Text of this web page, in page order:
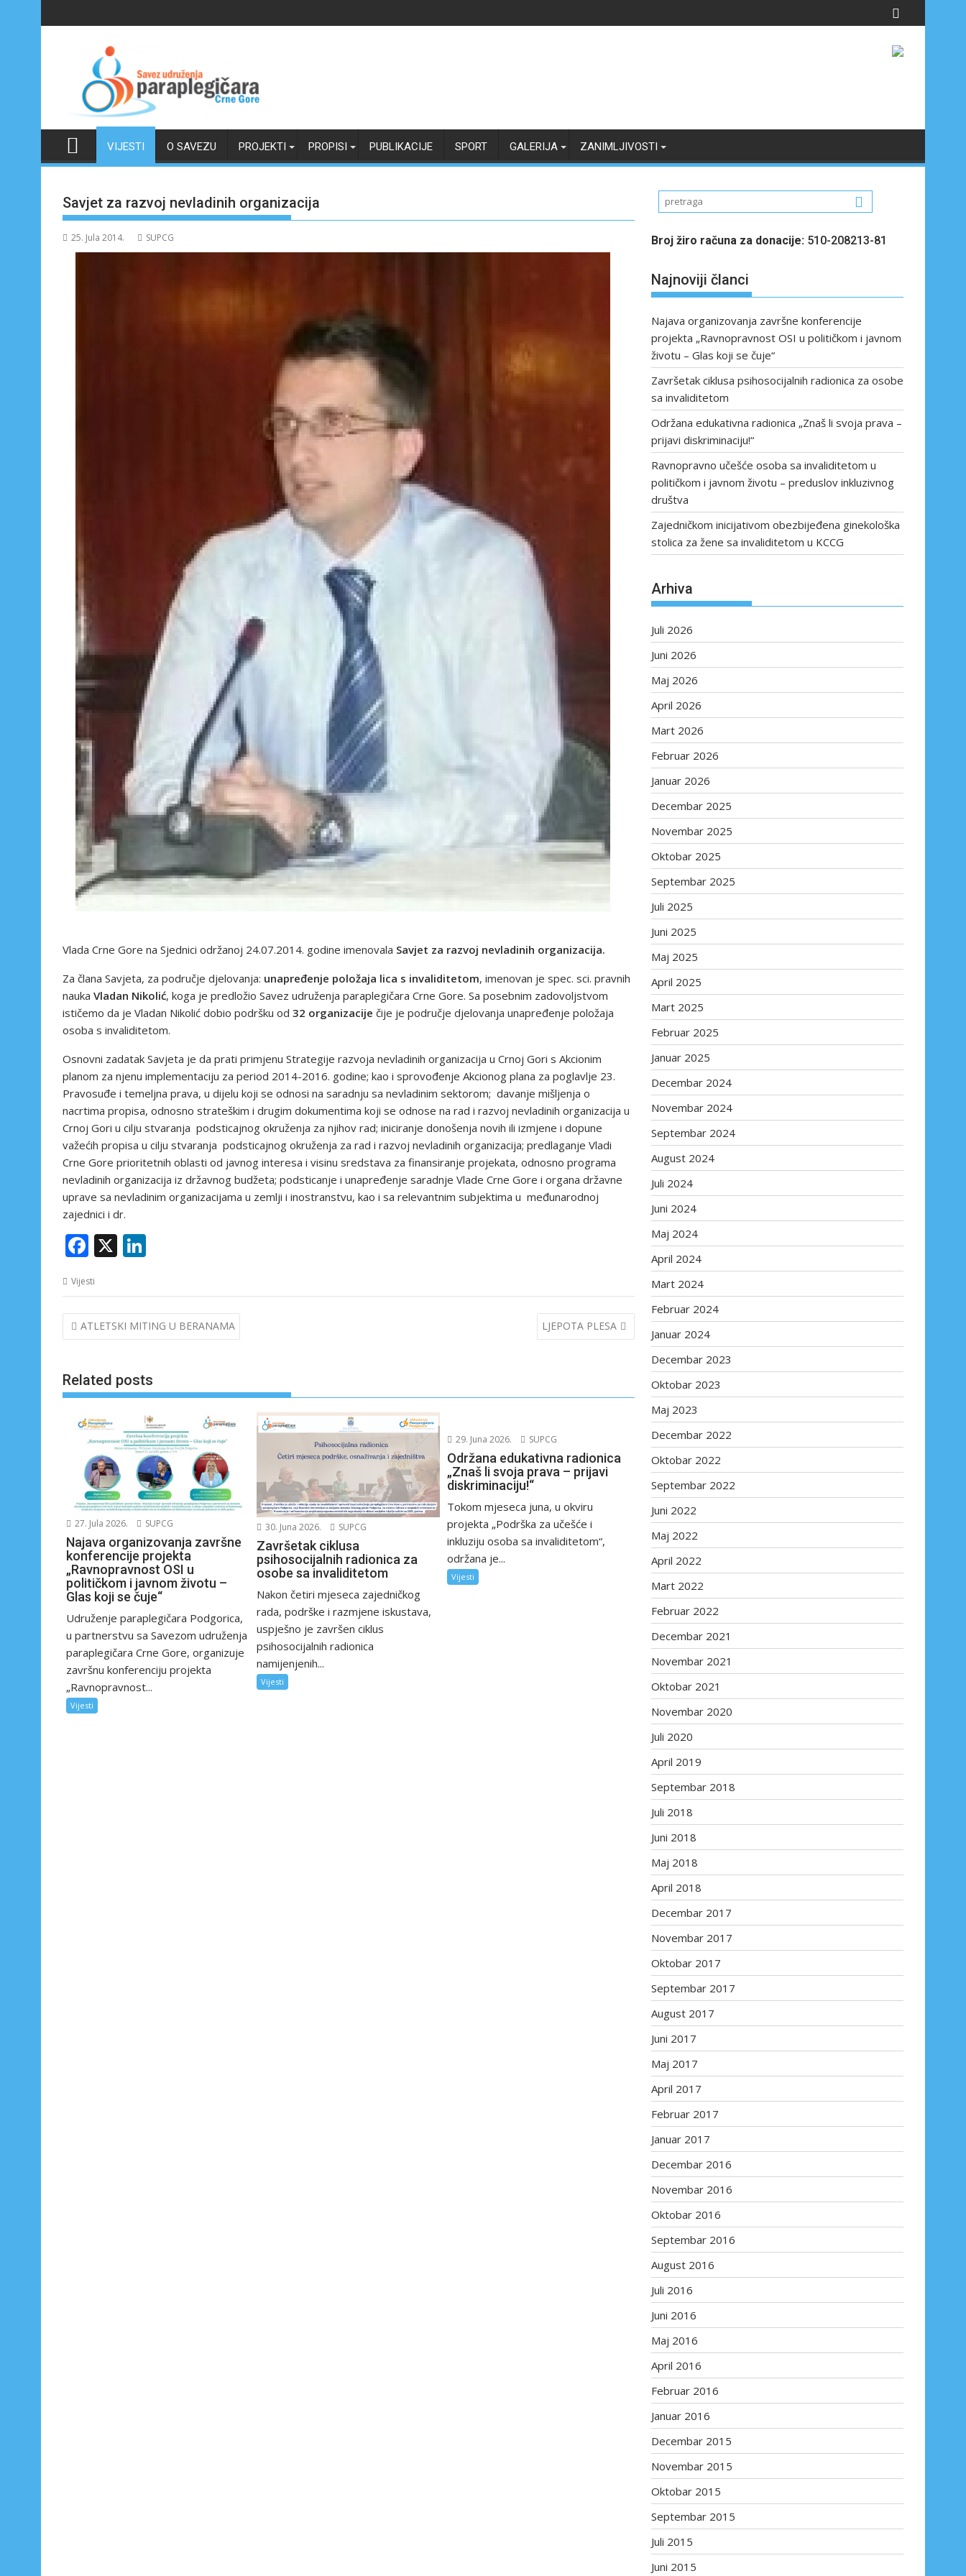
to
VIJESTI O SAVEZU PROJEKTI PROPISI PUBLIKACIJE SPORT GALERIJA ZANIMLJIVOSTI
Savjet za razvoj nevladinih organizacija
25. Jula 2014. SUPCG
Vlada Crne Gore na Sjednici održanoj 24.07.2014. godine imenovala Savjet za razvoj nevladinih organizacija.
Za člana Savjeta, za područje djelovanja: unapređenje položaja lica s invaliditetom, imenovan je spec. sci. pravnih
nauka Vladan Nikolić, koga je predložio Savez udruženja paraplegičara Crne Gore. Sa posebnim zadovoljstvom
ističemo da je Vladan Nikolić dobio podršku od 32 organizacije čije je područje djelovanja unapređenje položaja
osoba s invaliditetom.
Osnovni zadatak Savjeta je da prati primjenu Strategije razvoja nevladinih organizacija u Crnoj Gori s Akcionim
planom za njenu implementaciju za period 2014-2016. godine; kao i sprovođenje Akcionog plana za poglavlje 23.
Pravosuđe i temeljna prava, u dijelu koji se odnosi na saradnju sa nevladinim sektorom; davanje mišljenja o
nacrtima propisa, odnosno strateškim i drugim dokumentima koji se odnose na rad i razvoj nevladinih organizacija u
Crnoj Gori u cilju stvaranja podsticajnog okruženja za njihov rad; iniciranje donošenja novih ili izmjene i dopune
važećih propisa u cilju stvaranja podsticajnog okruženja za rad i razvoj nevladinih organizacija; predlaganje Vladi
Crne Gore prioritetnih oblasti od javnog interesa i visinu sredstava za finansiranje projekata, odnosno programa
nevladinih organizacija iz državnog budžeta; podsticanje i unapređenje saradnje Vlade Crne Gore i organa državne
uprave sa nevladinim organizacijama u zemlji i inostranstvu, kao i sa relevantnim subjektima u međunarodnoj
zajednici i dr.
F
e
b
o
k
X
k
e
dI
Vijesti
Navigacija
članaka
ATLETSKI MITING U BERANAMA LJEPOTA PLESA
Related posts
27. Jula 2026. SUPCG
Najava organizovanja završne
konferencije projekta
„Ravnopravnost OSI u
političkom i javnom životu –
Glas koji se čuje“
Udruženje paraplegičara Podgorica,
u partnerstvu sa Savezom udruženja
paraplegičara Crne Gore, organizuje
završnu konferenciju projekta
„Ravnopravnost...
Vijesti
30. Juna 2026. SUPCG
Završetak ciklusa
psihosocijalnih radionica za
osobe sa invaliditetom
Nakon četiri mjeseca zajedničkog
rada, podrške i razmjene iskustava,
uspješno je završen ciklus
psihosocijalnih radionica
namijenjenih...
Vijesti
29. Juna 2026. SUPCG
Održana edukativna radionica
„Znaš li svoja prava – prijavi
diskriminaciju!“
Tokom mjeseca juna, u okviru
projekta „Podrška za učešće i
inkluziju osoba sa invaliditetom“,
održana je...
Vijesti
Broj žiro računa za donacije: 510-208213-81
Najnoviji članci
Najava organizovanja završne konferencije
projekta „Ravnopravnost OSI u političkom i javnom
životu – Glas koji se čuje“
Završetak ciklusa psihosocijalnih radionica za osobe
sa invaliditetom
Održana edukativna radionica „Znaš li svoja prava –
prijavi diskriminaciju!“
Ravnopravno učešće osoba sa invaliditetom u
političkom i javnom životu – preduslov inkluzivnog
društva
Zajedničkom inicijativom obezbijeđena ginekološka
stolica za žene sa invaliditetom u KCCG
Arhiva
Juli 2026
Juni 2026
Maj 2026
April 2026
Mart 2026
Februar 2026
Januar 2026
Decembar 2025
Novembar 2025
Oktobar 2025
Septembar 2025
Juli 2025
Juni 2025
Maj 2025
April 2025
Mart 2025
Februar 2025
Januar 2025
Decembar 2024
Novembar 2024
Septembar 2024
August 2024
Juli 2024
Juni 2024
Maj 2024
April 2024
Mart 2024
Februar 2024
Januar 2024
Decembar 2023
Oktobar 2023
Maj 2023
Decembar 2022
Oktobar 2022
Septembar 2022
Juni 2022
Maj 2022
April 2022
Mart 2022
Februar 2022
Decembar 2021
Novembar 2021
Oktobar 2021
Novembar 2020
Juli 2020
April 2019
Septembar 2018
Juli 2018
Juni 2018
Maj 2018
April 2018
Decembar 2017
Novembar 2017
Oktobar 2017
Septembar 2017
August 2017
Juni 2017
Maj 2017
April 2017
Februar 2017
Januar 2017
Decembar 2016
Novembar 2016
Oktobar 2016
Septembar 2016
August 2016
Juli 2016
Juni 2016
Maj 2016
April 2016
Februar 2016
Januar 2016
Decembar 2015
Novembar 2015
Oktobar 2015
Septembar 2015
Juli 2015
Juni 2015